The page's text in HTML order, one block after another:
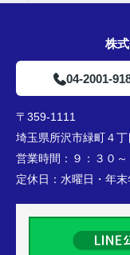
株
04-2001-
〒359-1111
埼玉県所沢市緑町４
営業時間： ９：３０
定休日： 水曜日・年末